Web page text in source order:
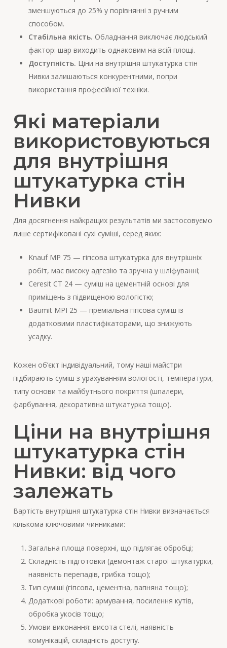
зменшуються до 25% у порівнянні з ручним
способом.
Стабільна якість. Обладнання виключає людський
фактор: шар виходить однаковим на всій площі.
Доступність. Ціни на внутрішня штукатурка стін
Нивки залишаються конкурентними, попри
використання професійної техніки.
Які матеріали
використовуються
для внутрішня
штукатурка стін
Нивки
Для досягнення найкращих результатів ми застосовуємо
лише сертифіковані сухі суміші, серед яких:
Knauf MP 75 — гіпсова штукатурка для внутрішніх
робіт, має високу адгезію та зручна у шліфуванні;
Ceresit CT 24 — суміш на цементній основі для
приміщень з підвищеною вологістю;
Baumit MPI 25 — преміальна гіпсова суміш із
додатковими пластифікаторами, що знижують
усадку.
Кожен об’єкт індивідуальний, тому наші майстри
підбирають суміш з урахуванням вологості, температури,
типу основи та майбутнього покриття (шпалери,
фарбування, декоративна штукатурка тощо).
Ціни на внутрішня
штукатурка стін
Нивки: від чого
залежать
Вартість внутрішня штукатурка стін Нивки визначається
кількома ключовими чинниками:
Загальна площа поверхні, що підлягає обробці;
Складність підготовки (демонтаж старої штукатурки,
наявність перепадів, грибка тощо);
Тип суміші (гіпсова, цементна, вапняна тощо);
Додаткові роботи: армування, посилення кутів,
обробка укосів тощо;
Умови виконання: висота стелі, наявність
комунікацій, складність доступу.